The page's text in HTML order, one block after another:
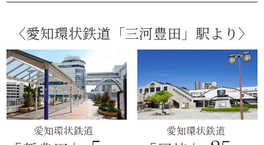
〈愛知環状鉄道「三河豊田」駅より〉